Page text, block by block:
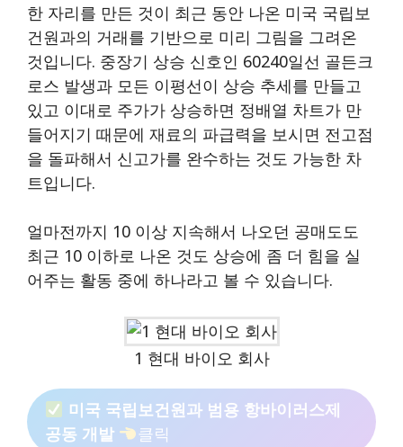
한 자리를 만든 것이 최근 동안 나온 미국 국립보
건원과의 거래를 기반으로 미리 그림을 그려온
것입니다. 중장기 상승 신호인 60240일선 골든크
로스 발생과 모든 이평선이 상승 추세를 만들고
있고 이대로 주가가 상승하면 정배열 차트가 만
들어지기 때문에 재료의 파급력을 보시면 전고점
을 돌파해서 신고가를 완수하는 것도 가능한 차
트입니다.
얼마전까지 10 이상 지속해서 나오던 공매도도
최근 10 이하로 나온 것도 상승에 좀 더 힘을 실
어주는 활동 중에 하나라고 볼 수 있습니다.
1 현대 바이오 회사
미국 국립보건원과 범용 항바이러스제
공동 개발
클릭